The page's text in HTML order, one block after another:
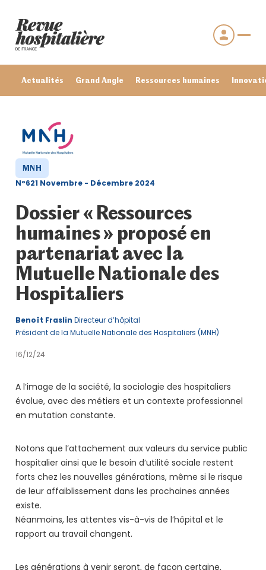
Actualités Grand Angle Ressources humaines
Se connecter
Mot de passe oublié ?
MNH
N°621 Novembre - Décembre 2024
Dossier « Ressources
humaines » proposé en
partenariat avec la
Mutuelle Nationale des
Hospitaliers
Benoît Fraslin Directeur d’hôpital
Président de la Mutuelle Nationale des Hospitaliers (MNH)
16/12/24
A l’image de la société, la sociologie des hospitaliers
évolue, avec des métiers et un contexte professionnel
en mutation constante.
Notons que l’attachement aux valeurs du service public
hospitalier ainsi que le besoin d’utilité sociale restent
forts chez les nouvelles générations, même si le risque
de leur affaiblissement dans les prochaines années
existe.
Néanmoins, les attentes vis-à-vis de l’hôpital et le
rapport au travail changent.